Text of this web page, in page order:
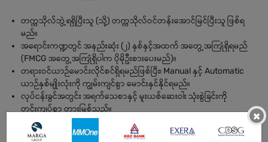
တက္ကသိုလ်ဘွဲ့ရရှိပြီးသူ (သို့) တက္ကသိုလ်ဝင်တန်းအောင်မြင်ပြီးသူ ဖြစ်ရ
မည်။
အရောင်းကဏ္ဍတွင် အနည်းဆုံး (၂) နှစ်နှင့်အထက် အတွေ့အကြုံရှိရမည်
(FMCG အတွေ့အကြုံရှိပါက ပိုမိုဦးစားပေးမည်)။
တရားဝင်ယာဉ်မောင်းလိုင်စင်ရှိရမည်ဖြစ်ပြီး၊ Manual နှင့် Automatic
ယာဉ်နှစ်မျိုးလုံးကို ကျွမ်းကျင်စွာ မောင်းနှင်နိုင်ရမည်။
လုပ်ငန်းခွင်အတွင်း အရက်သေစာနှင့် မူးယစ်ဆေးဝါး သုံးစွဲခြင်းကို
တင်းကျပ်စွာ တားမြစ်သည်။
အလုပ်အပေါ် စိတ်အားထက်သန်မှုရှိပြီး၊ အပြုသဘောဆောင်သည့်
အတွေးအခေါ်နှင့် တက်ကြွစွာ လုပ်ဆောင်လိုသော စိတ်ဓာတ်ရှိရမည်။
×